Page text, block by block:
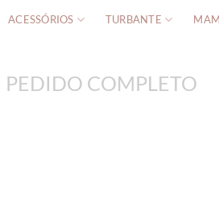
ACESSÓRIOS TURBANTE
PEDIDO COMPLETO